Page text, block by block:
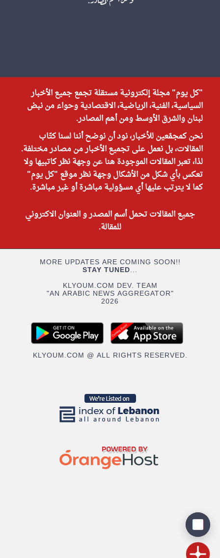
"كل يوم" مجلة إلكترونية مستقلة تجمع جميع الأخبار
السياسية، الفنية، الرياضية، الاقتصادية وحواء من نبض
لبنان والشرق الأوسط ومن أهم المصادر.
نحن كمجمّعين للأخبار، نود أن نوضح أننا لسنا كتّاب
المقالات، بل نعمل على تجميع الأخبار من مصادر مختلفة.
لذا، تعبر المقالات الموجودة هنا عن وجهة نظر كاتبيها ولا
تعكس بأي شكل من الأشكال وجهة نظر موقع "كل يوم"
كما لا يترتب عليها أي مسؤولية مباشرة أو غير مباشرة.
جميع المقالات تحمل أسم المصدر و العنوان الاكتروني
للمقالة.
MORE UPDATES ARE COMING SOON!!
STAY TUNED...
KLYOUM.COM DEV. TEAM
"AN ARABIC NEWS AGGREGATOR"
2026
KLYOUM.COM @ ALL RIGHTS RESERVED.